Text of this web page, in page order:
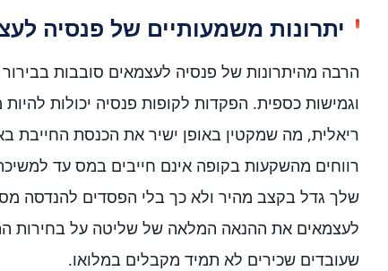
יתרונות משמעותיים של פנסיה
הרבה מהיתרונות של פנסיה לעצמאים סובבות
וגמישות כספית. הפקדות לקופות פנסיה יכולות
ריאלית, מה שמקטין באופן ישיר את הכנסת החייבת
רווחים מהשקעות בקופה אינם חייבים במס עד
שלך גדל בקצב מהיר ולא כך בלי הפסדים להנדסה
לעצמאים את ההנאה המלאה של שליטה על בחירות
שעובדים שכירים לא תמיד מקבלים במלואו.